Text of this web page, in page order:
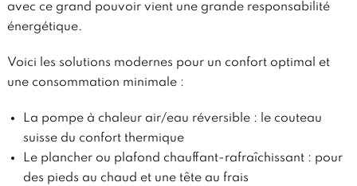
avec ce grand pouvoir vient une grande responsabilité
énergétique.
Voici les solutions modernes pour un confort optimal et
une consommation minimale :
La pompe à chaleur air/eau réversible : le couteau
suisse du confort thermique
Le plancher ou plafond chauffant-rafraîchissant : pour
des pieds au chaud et une tête au frais